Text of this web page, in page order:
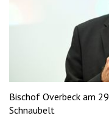
'2')
Bischof Overbeck am
Schnaubelt